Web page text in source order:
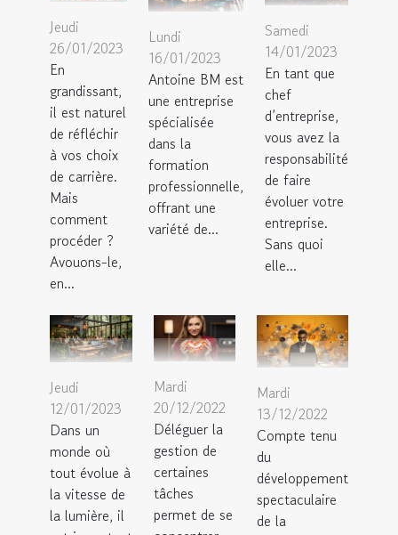
Jeudi
26/01/2023
En
grandissant,
il est naturel
de réfléchir
à vos choix
de carrière.
Mais
comment
procéder ?
Avouons-le,
en...
Lundi
16/01/2023
Antoine BM est
une entreprise
spécialisée
dans la
formation
professionnelle,
offrant une
variété de...
Samedi
14/01/2023
En tant que
chef
d’entreprise,
vous avez la
responsabilité
de faire
évoluer votre
entreprise.
Sans quoi
elle...
Jeudi
12/01/2023
Dans un
monde où
tout évolue à
la vitesse de
la lumière, il
Mardi
20/12/2022
Déléguer la
gestion de
certaines
tâches
permet de se
Mardi
13/12/2022
Compte tenu
du
développement
spectaculaire
de la